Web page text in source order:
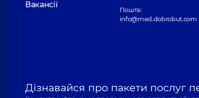
Вакансії
Пошта:
info@med.dobrobut.com
Дізнавайся про пакети послуг